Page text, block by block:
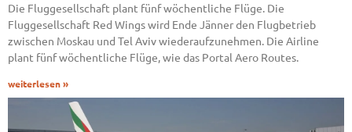
Die Fluggesellschaft plant fünf wöchentliche Flüge. Die
Fluggesellschaft Red Wings wird Ende Jänner den Flugbetrieb
zwischen Moskau und Tel Aviv wiederaufzunehmen. Die Airline
plant fünf wöchentliche Flüge, wie das Portal Aero Routes.
weiterlesen »